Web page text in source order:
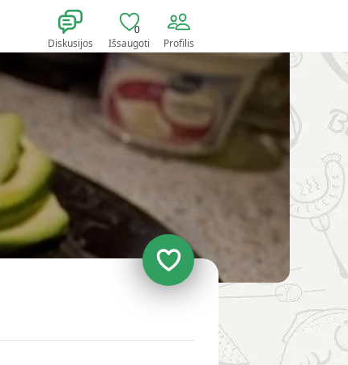
Diskusijos
0
Išsaugoti Profilis